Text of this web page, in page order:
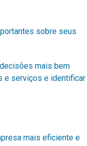
sobre seus
mais bem
e serviços e identificar
mais eficiente e